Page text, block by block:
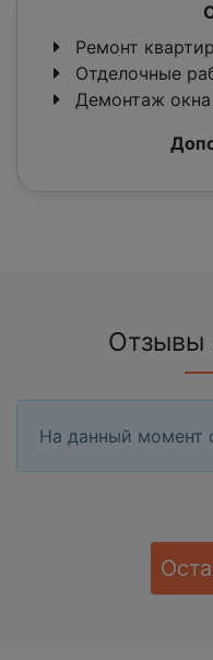
Ремонт
Отделочные
Демонтаж окна
Отзывы
На данный момент